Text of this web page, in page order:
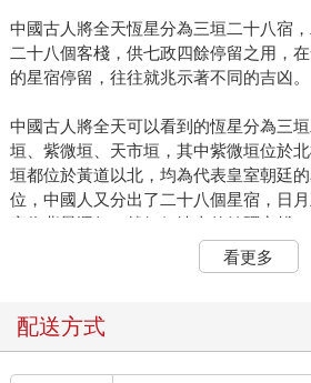
中國古人將全天恆星分為三垣二十八宿
二十八個客棧，供七政四餘停留之用，
的星宿停留，往往就兆示著不同的吉凶。
中國古人將全天可以看到的恆星分為三
垣、紫微垣、天市垣，其中紫微垣位於
垣都位於黃道以北，均為代表皇室朝廷
位，中國人又分出了二十八個星宿，日
宿為背景運行，就好似地上的館驛客棧
二十八舍。 二十八宿最早可能起源於春
二十八星宿又分為四大星區，古人以四
看更多
配送方式